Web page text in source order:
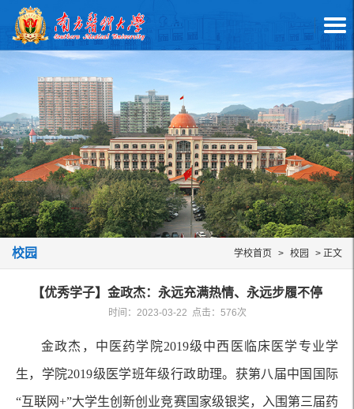
校园 学校首页 > 校园 > 正文
【优秀学子】金政杰：永远充满热情、永远步履不停
时间：2023-03-22 点击： 576次
金政杰，中医药学院2019级中西医临床医学专业学
生，学院2019级医学班年级行政助理。获第八届中国国际
“互联网+”大学生创新创业竞赛国家级银奖，入围第三届药